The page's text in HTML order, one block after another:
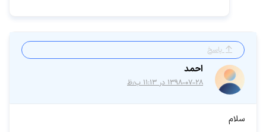
پاسخ
احمد
۱۳۹۸-۰۷-۲۸ در ۱۱:۱۳ ب٫ظ
سلام